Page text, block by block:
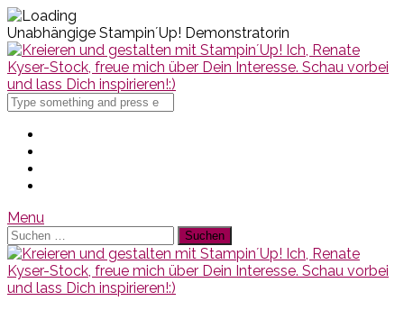
Unabhängige Stampin´Up! Demonstratorin
Search
for
Menu
Suchen
nach: